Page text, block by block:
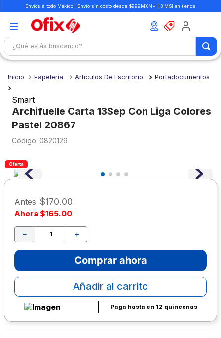
Envíos a todo México | Envío sin costo desde $999MXN* | 3 MSI en tienda
¿Qué estás buscando?
Papelería Articulos De Escritorio Portadocumentos
Smart
Archifuelle Carta 13Sep Con Liga Colores
Pastel 20867
: 0820129
Oferta
Antes $170.00
Ahora $165.00
＋
－
Comprar ahora
Añadir al carrito
Paga hasta en 12 quincenas
1.
mochilas
2.
libretas
3.
cuaderno
6.
boligrafo
8.
escolar
9 .
escritorio